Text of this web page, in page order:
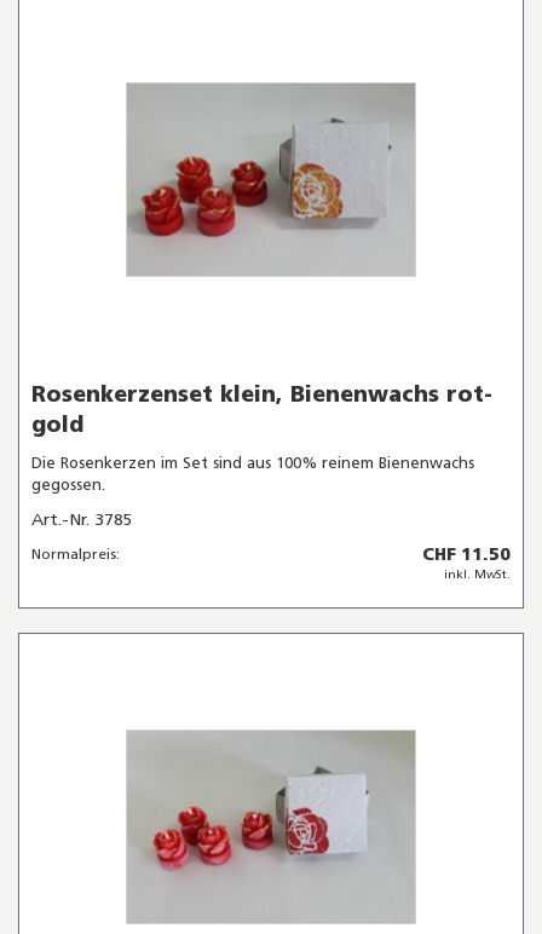
Rosenkerzenset klein, Bienenwachs rot-
gold
Die Rosenkerzen im Set sind aus 100% reinem Bienenwachs
gegossen.
Art.-Nr. 3785
Normalpreis: CHF 11.50
inkl. MwSt.